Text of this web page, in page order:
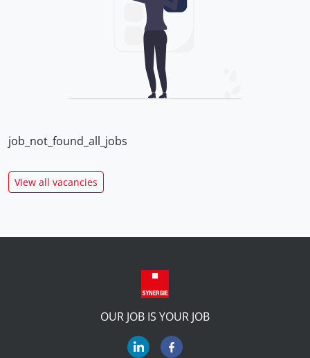
job_not_found_all_jobs
View all vacancies
OUR JOB IS YOUR JOB